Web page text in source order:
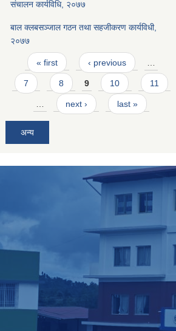
संचालन कार्यविधि, २०७७
बाल क्लबसञ्जाल गठन तथा सहजीकरण कार्यविधी,
२०७७
Pages
« first ‹ previous
7 8 9 10 11
next › last »
अन्य